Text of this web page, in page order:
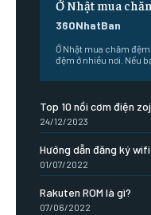
Ở Nhật mua
360NhatBan
Ở Nhật mua chăm
đệm ở nhiều nơi. Nếu
Top 10 nồi cơm điện
24/12/2023
Hướng dẫn đăng ký
01/07/2022
Rakuten ROM là gì?
07/06/2022